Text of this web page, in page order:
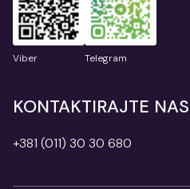
Viber Telegram
KONTAKTIRAJTE NAS
+381 (011) 30 30 680